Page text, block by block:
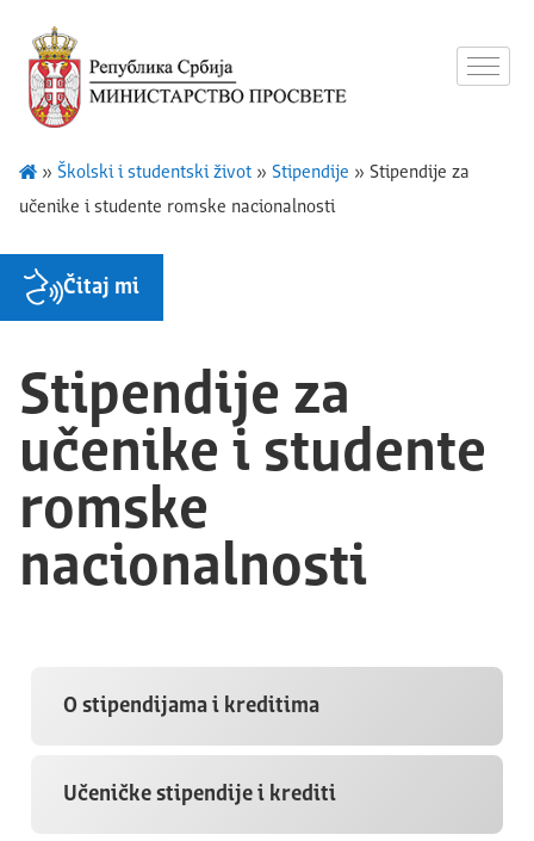
» Školski i studentski život » Stipendije » Stipendije za
učenike i studente romske nacionalnosti
Čitaj mi
Stipendije za
učenike i studente
romske
nacionalnosti
O stipendijama i kreditima
Učeničke stipendije i krediti